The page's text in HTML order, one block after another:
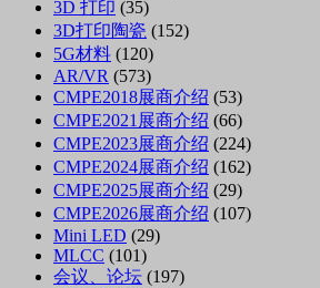
3D 打印 (35)
3D打印陶瓷 (152)
5G材料 (120)
AR/VR (573)
CMPE2018展商介绍 (53)
CMPE2021展商介绍 (66)
CMPE2023展商介绍 (224)
CMPE2024展商介绍 (162)
CMPE2025展商介绍 (29)
CMPE2026展商介绍 (107)
Mini LED (29)
MLCC (101)
会议、论坛 (197)